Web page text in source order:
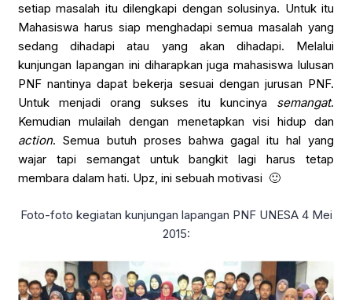
setiap masalah itu dilengkapi dengan solusinya. Untuk itu
Mahasiswa harus siap menghadapi semua masalah yang
sedang dihadapi atau yang akan dihadapi. Melalui
kunjungan lapangan ini diharapkan juga mahasiswa lulusan
PNF nantinya dapat bekerja sesuai dengan jurusan PNF.
Untuk menjadi orang sukses itu kuncinya semangat.
Kemudian mulailah dengan menetapkan visi hidup dan
action. Semua butuh proses bahwa gagal itu hal yang
wajar tapi semangat untuk bangkit lagi harus tetap
membara dalam hati. Upz, ini sebuah motivasi 🙂
Foto-foto kegiatan kunjungan lapangan PNF UNESA 4 Mei
2015: